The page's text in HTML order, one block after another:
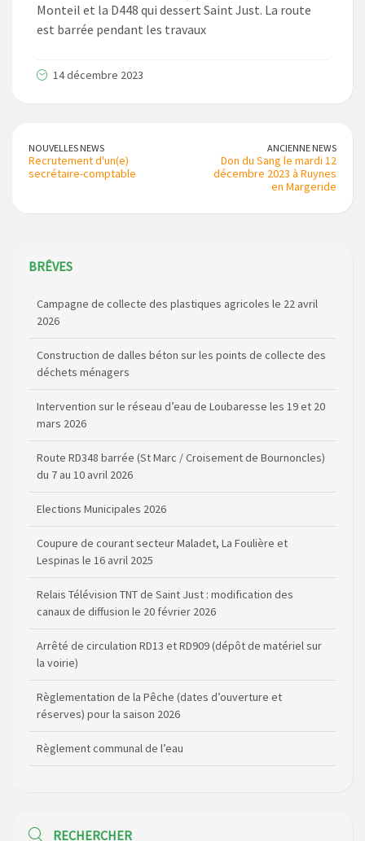
Monteil et la D448 qui dessert Saint Just. La route
est barrée pendant les travaux
14 décembre 2023
NOUVELLES NEWS
Recrutement d'un(e)
secrétaire-comptable
ANCIENNE NEWS
Don du Sang le mardi 12
décembre 2023 à Ruynes
en Margeride
BRÊVES
Campagne de collecte des plastiques agricoles le 22 avril
2026
Construction de dalles béton sur les points de collecte des
déchets ménagers
Intervention sur le réseau d’eau de Loubaresse les 19 et 20
mars 2026
Route RD348 barrée (St Marc / Croisement de Bournoncles)
du 7 au 10 avril 2026
Elections Municipales 2026
Coupure de courant secteur Maladet, La Foulière et
Lespinas le 16 avril 2025
Relais Télévision TNT de Saint Just : modification des
canaux de diffusion le 20 février 2026
Arrêté de circulation RD13 et RD909 (dépôt de matériel sur
la voirie)
Règlementation de la Pêche (dates d’ouverture et
réserves) pour la saison 2026
Règlement communal de l’eau
RECHERCHER